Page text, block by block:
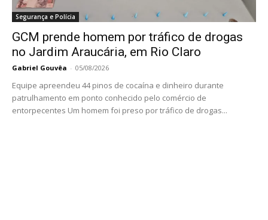
Segurança e Polícia
GCM prende homem por tráfico de drogas
no Jardim Araucária, em Rio Claro
Gabriel Gouvêa - 05/08/2026
Equipe apreendeu 44 pinos de cocaína e dinheiro durante
patrulhamento em ponto conhecido pelo comércio de
entorpecentes Um homem foi preso por tráfico de drogas...